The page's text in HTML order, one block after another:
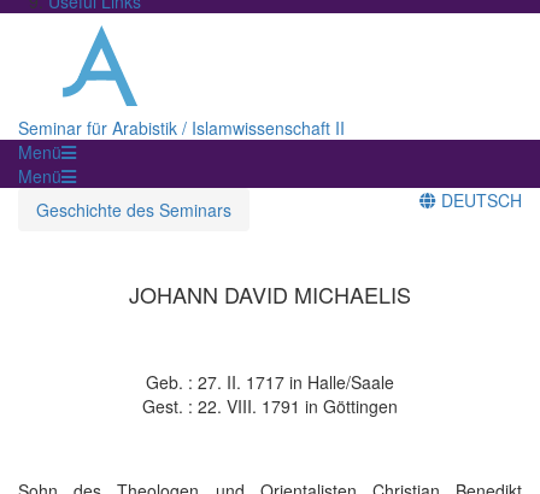
Seminar für Arabistik / Islamwissenschaft II
Menü
Menü
Geschichte des Seminars
DEUTSCH
JOHANN DAVID MICHAELIS
Geb. : 27. II. 1717 in Halle/Saale
Gest. : 22. VIII. 1791 in Göttingen